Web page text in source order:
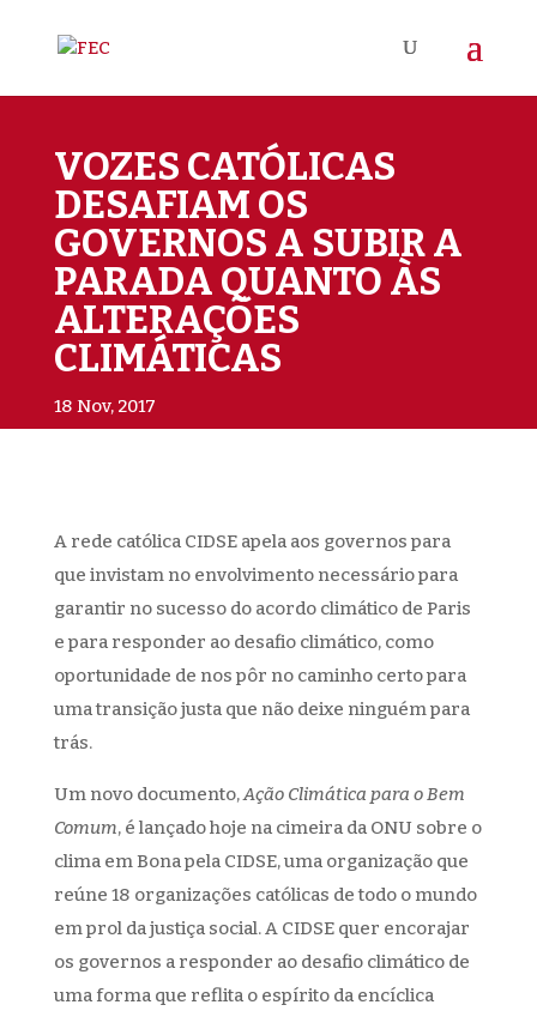
VOZES CATÓLICAS
DESAFIAM OS
GOVERNOS A SUBIR A
PARADA QUANTO ÀS
ALTERAÇÕES
CLIMÁTICAS
18 Nov, 2017
A rede católica CIDSE apela aos governos para
que invistam no envolvimento necessário para
garantir no sucesso do acordo climático de Paris
e para responder ao desafio climático, como
oportunidade de nos pôr no caminho certo para
uma transição justa que não deixe ninguém para
trás.
Um novo documento,Ação Climática para o Bem
Comum, é lançado hoje na cimeira da ONU sobre o
clima em Bona pela CIDSE, uma organização que
reúne 18 organizações católicas de todo o mundo
em prol da justiça social. A CIDSE quer encorajar
os governos a responder ao desafio climático de
uma forma que reflita o espírito da encíclica